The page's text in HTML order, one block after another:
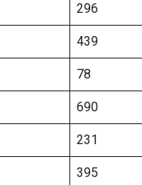
296
439
78
690
231
395